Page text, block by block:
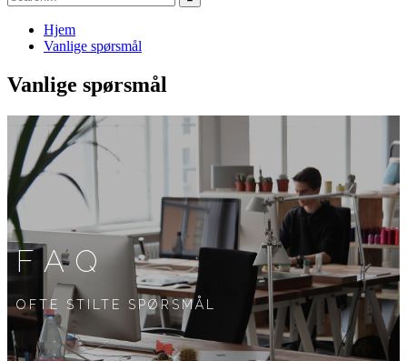
Hjem
Vanlige spørsmål
Vanlige spørsmål
FAQ
OFTE STILTE SPØRSMÅL